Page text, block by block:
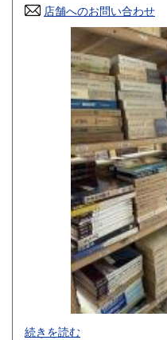
高知県 800円
800円
800円
800円
1,500円
店舗へのお問い合わせ
-
続きを読む